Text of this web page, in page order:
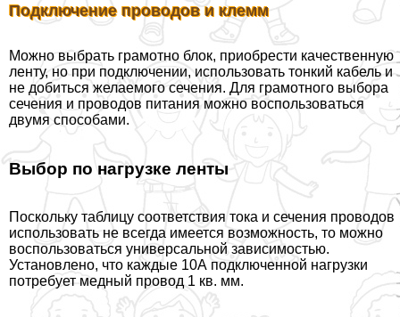
Подключение проводов и клемм
Можно выбрать грамотно блок, приобрести качественную
ленту, но при подключении, использовать тонкий кабель и
не добиться желаемого сечения. Для грамотного выбора
сечения и проводов питания можно воспользоваться
двумя способами.
Выбор по нагрузке ленты
Поскольку таблицу соответствия тока и сечения проводов
использовать не всегда имеется возможность, то можно
воспользоваться универсальной зависимостью.
Установлено, что каждые 10А подключенной нагрузки
потребует медный провод 1 кв. мм.